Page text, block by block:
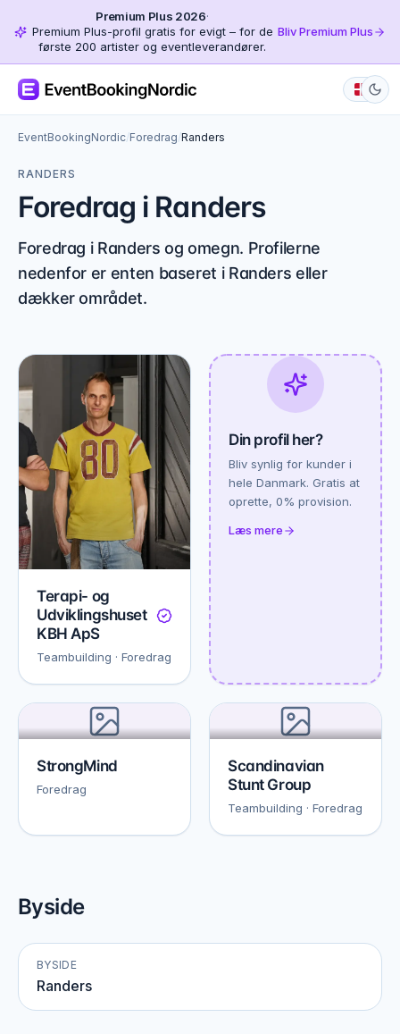
Premium Plus 2026·
Premium Plus-profil gratis for evigt – for de
første 200 artister og eventleverandører.
Bliv Premium Plus
EventBookingNordic/Foredrag/Randers
RANDERS
Foredrag i Randers
Foredrag i Randers og omegn. Profilerne
nedenfor er enten baseret i Randers eller
dækker området.
Terapi- og
Udviklingshuset
KBH ApS
Teambuilding · Foredrag
Din profil her?
Bliv synlig for kunder i
hele Danmark. Gratis at
oprette, 0% provision.
Læs mere
StrongMind
Foredrag
Scandinavian
Stunt Group
Teambuilding · Foredrag
Byside
BYSIDE
Randers